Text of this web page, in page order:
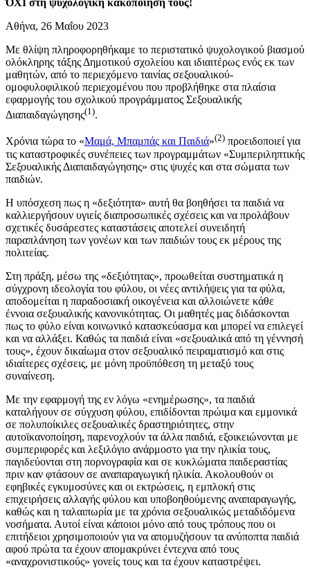
ΌΧΙ στη ψυχολογική κακοποίηση τους!
Αθήνα, 26 Μαΐου 2023
Με θλίψη πληροφορηθήκαμε το περιστατικό ψυχολογικού βιασμού
ολόκληρης τάξης Δημοτικού σχολείου και ιδιαιτέρως ενός εκ των
μαθητών, από το περιεχόμενο ταινίας σεξουαλικού-
ομοφυλοφιλικού περιεχομένου που προβλήθηκε στα πλαίσια
εφαρμογής του σχολικού προγράμματος Σεξουαλικής
Διαπαιδαγώγησης(1).
Χρόνια τώρα το «Μαμά, Μπαμπάς και Παιδιά»(2) προειδοποιεί για
τις καταστροφικές συνέπειες των προγραμμάτων «Συμπεριληπτικής
Σεξουαλικής Διαπαιδαγώγησης» στις ψυχές και στα σώματα των
παιδιών.
Η υπόσχεση πως η «δεξιότητα» αυτή θα βοηθήσει τα παιδιά να
καλλιεργήσουν υγιείς διαπροσωπικές σχέσεις και να προλάβουν
σχετικές δυσάρεστες καταστάσεις αποτελεί συνειδητή
παραπλάνηση των γονέων και των παιδιών τους εκ μέρους της
πολιτείας.
Στη πράξη, μέσω της «δεξιότητας», προωθείται συστηματικά η
σύγχρονη ιδεολογία του φύλου, οι νέες αντιλήψεις για τα φύλα,
αποδομείται η παραδοσιακή οικογένεια και αλλοιώνετε κάθε
έννοια σεξουαλικής κανονικότητας. Οι μαθητές μας διδάσκονται
πως το φύλο είναι κοινωνικό κατασκεύασμα και μπορεί να επιλεγεί
και να αλλάξει. Καθώς τα παιδιά είναι «σεξουαλικά από τη γέννησή
τους», έχουν δικαίωμα στον σεξουαλικό πειραματισμό και στις
ιδιαίτερες σχέσεις, με μόνη προϋπόθεση τη μεταξύ τους
συναίνεση.
Με την εφαρμογή της εν λόγω «ενημέρωσης», τα παιδιά
καταλήγουν σε σύγχυση φύλου, επιδίδονται πρώιμα και εμμονικά
σε πολυποίκιλες σεξουαλικές δραστηριότητες, στην
αυτοϊκανοποίηση, παρενοχλούν τα άλλα παιδιά, εξοικειώνονται με
συμπεριφορές και λεξιλόγιο ανάρμοστο για την ηλικία τους,
παγιδεύονται στη πορνογραφία και σε κυκλώματα παιδεραστίας
πριν καν φτάσουν σε αναπαραγωγική ηλικία. Ακολουθούν οι
εφηβικές εγκυμοσύνες και οι εκτρώσεις, η εμπλοκή στις
επιχειρήσεις αλλαγής φύλου και υποβοηθούμενης αναπαραγωγής,
καθώς και η ταλαιπωρία με τα χρόνια σεξουαλικώς μεταδιδόμενα
νοσήματα. Αυτοί είναι κάποιοι μόνο από τους τρόπους που οι
επιτήδειοι χρησιμοποιούν για να απομυζήσουν τα ανύποπτα παιδιά
αφού πρώτα τα έχουν απομακρύνει έντεχνα από τους
«αναχρονιστικούς» γονείς τους και τα έχουν καταστρέψει.